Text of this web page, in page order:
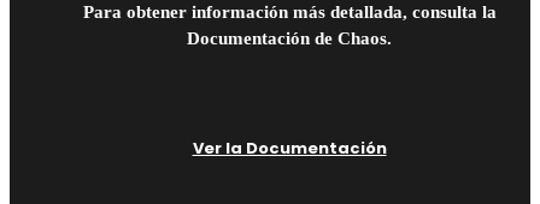
Para obtener información más detallada, consulta la
Documentación de Chaos.
Ver la Documentación